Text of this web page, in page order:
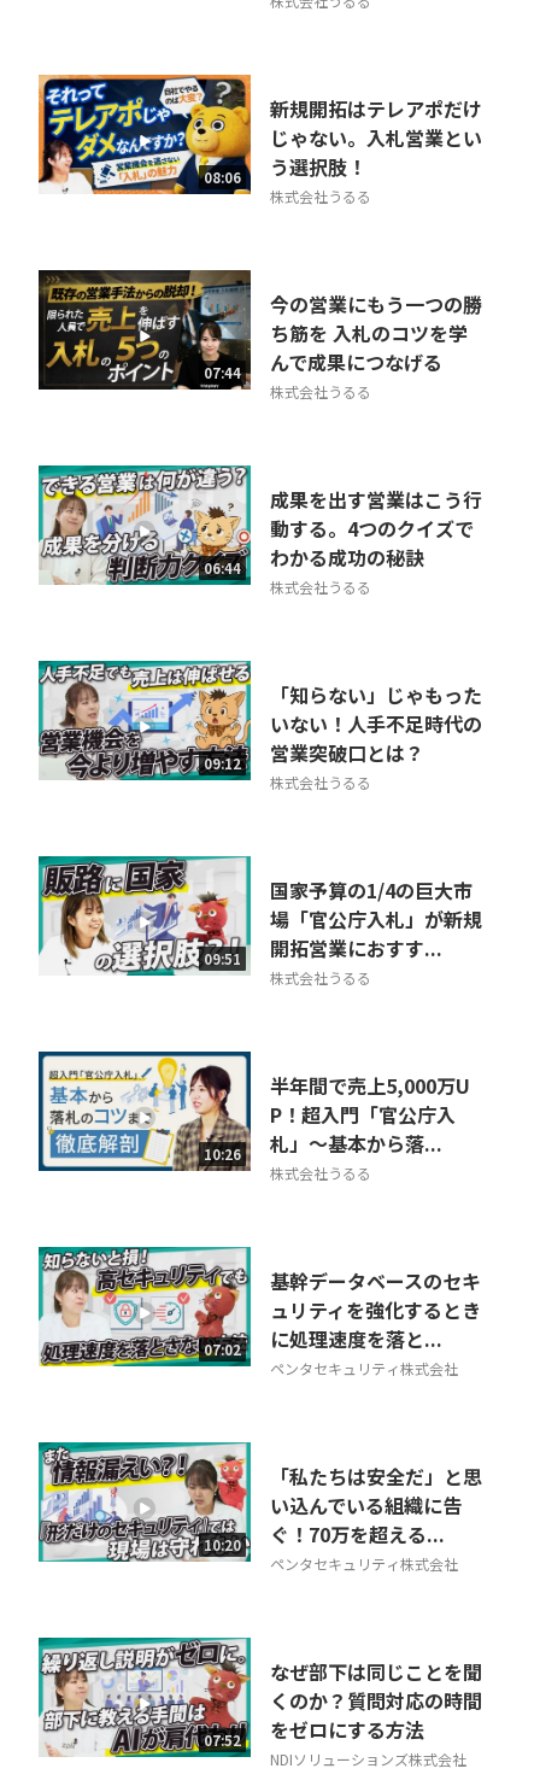
08:06
新規開拓はテレアポだけ
じゃない。入札営業とい
う選択肢！
株式会社うるる
07:44
今の営業にもう一つの勝
ち筋を 入札のコツを学
んで成果につなげる
株式会社うるる
06:44
成果を出す営業はこう行
動する。4つのクイズで
わかる成功の秘訣
株式会社うるる
09:12
「知らない」じゃもった
いない！人手不足時代の
営業突破口とは？
株式会社うるる
09:51
国家予算の1/4の巨大市
場「官公庁入札」が新規
開拓営業におすす...
株式会社うるる
10:26
半年間で売上5,000万U
P！超入門「官公庁入
札」～基本から落...
株式会社うるる
07:02
基幹データベースのセキ
ュリティを強化するとき
に処理速度を落と...
ペンタセキュリティ株式会社
10:20
「私たちは安全だ」と思
い込んでいる組織に告
ぐ！70万を超える...
ペンタセキュリティ株式会社
07:52
なぜ部下は同じことを聞
くのか？質問対応の時間
をゼロにする方法
NDIソリューションズ株式会社